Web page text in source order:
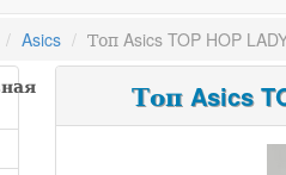
Asics
Топ Asics TOP HOP
Топ Asics